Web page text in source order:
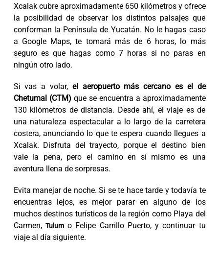
Xcalak cubre aproximadamente 650 kilómetros y ofrece
la posibilidad de observar los distintos paisajes que
conforman la Península de Yucatán. No le hagas caso
a Google Maps, te tomará más de 6 horas, lo más
seguro es que hagas como 7 horas si no paras en
ningún otro lado.
Si vas a volar, el aeropuerto más cercano es el de
Chetumal (CTM) que se encuentra a aproximadamente
130 kilómetros de distancia. Desde ahí, el viaje es de
una naturaleza espectacular a lo largo de la carretera
costera, anunciando lo que te espera cuando llegues a
Xcalak. Disfruta del trayecto, porque el destino bien
vale la pena, pero el camino en sí mismo es una
aventura llena de sorpresas.
Evita manejar de noche. Si se te hace tarde y todavía te
encuentras lejos, es mejor parar en alguno de los
muchos destinos turísticos de la región como Playa del
Carmen, Tulumo Felipe Carrillo Puerto, y continuar tu
viaje al día siguiente.